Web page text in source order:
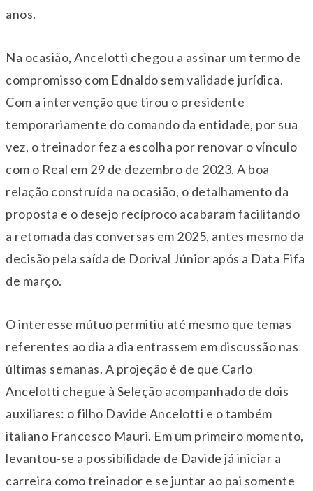
anos.
Na ocasião, Ancelotti chegou a assinar um termo de
compromisso com Ednaldo sem validade jurídica.
Com a intervenção que tirou o presidente
temporariamente do comando da entidade, por sua
vez, o treinador fez a escolha por renovar o vínculo
com o Real em 29 de dezembro de 2023. A boa
relação construída na ocasião, o detalhamento da
proposta e o desejo recíproco acabaram facilitando
a retomada das conversas em 2025, antes mesmo da
decisão pela saída de Dorival Júnior após a Data Fifa
de março.
O interesse mútuo permitiu até mesmo que temas
referentes ao dia a dia entrassem em discussão nas
últimas semanas. A projeção é de que Carlo
Ancelotti chegue à Seleção acompanhado de dois
auxiliares: o filho Davide Ancelotti e o também
italiano Francesco Mauri. Em um primeiro momento,
levantou-se a possibilidade de Davide já iniciar a
carreira como treinador e se juntar ao pai somente